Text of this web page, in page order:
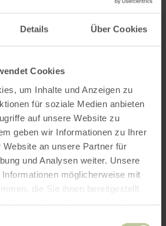
Details Über Cookies
Cookies
um Inhalte und Anzeigen zu
für soziale Medien anbieten
auf unsere Website zu
geben wir Informationen zu Ihrer
Website an unsere Partner für
und Analysen weiter. Unsere
möglicherweise mit
die Sie ihnen bereitgestellt